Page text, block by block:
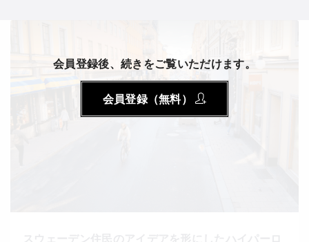
会員登録後、続きをご覧いただけます。
会員登録（無料）